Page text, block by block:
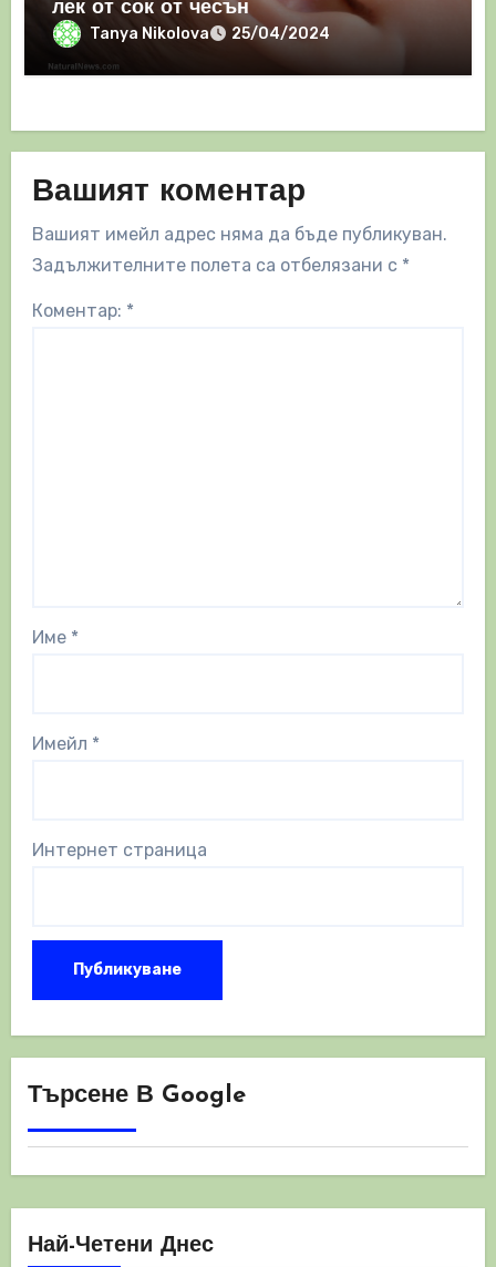
лек от сок от чесън
Tanya Nikolova 25/04/2024
Вашият коментар
Вашият имейл адрес няма да бъде публикуван.
Задължителните полета са отбелязани с *
Коментар: *
Име *
Имейл *
Интернет страница
Търсене В Google
Най-Четени Днес